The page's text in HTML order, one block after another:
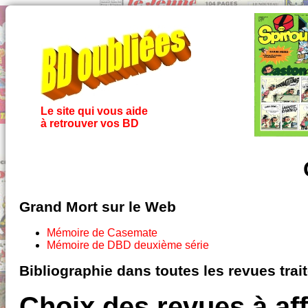
Le site qui vous aide
à retrouver vos BD
Grand Mort sur le Web
Mémoire de Casemate
Mémoire de DBD deuxième série
Bibliographie dans toutes les revues